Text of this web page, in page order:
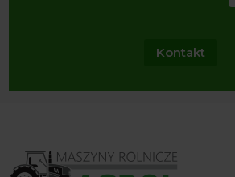
Kontakt